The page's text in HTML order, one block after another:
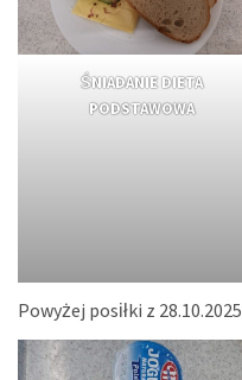
ŚNIADANIE DIETA
PODSTAWOWA
Powyżej posiłki z 28.10.2025